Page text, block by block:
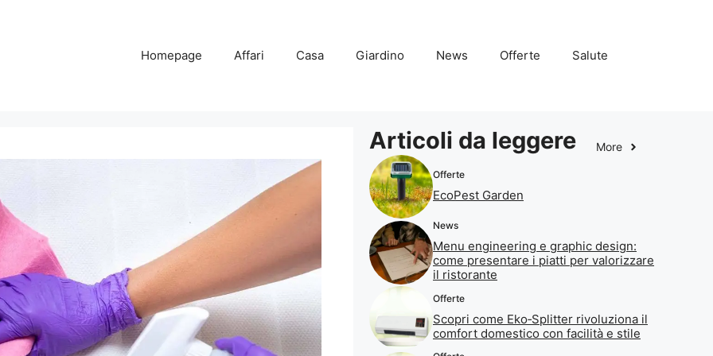
Homepage Affari Casa Giardino News Offerte Salute
Articoli da leggere More
Offerte
EcoPest Garden
News
Menu engineering e graphic design:
come presentare i piatti per valorizzare
il ristorante
Offerte
Scopri come Eko‑Splitter rivoluziona il
comfort domestico con facilità e stile